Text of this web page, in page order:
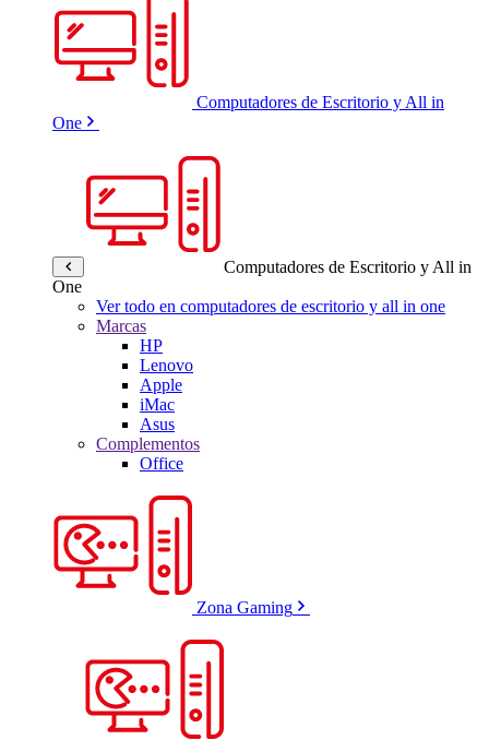
Computadores de Escritorio y All in
One
Computadores de Escritorio y All in
One
Ver todo en computadores de escritorio y all in one
Marcas
HP
Lenovo
Apple
iMac
Asus
Complementos
Office
Zona Gaming